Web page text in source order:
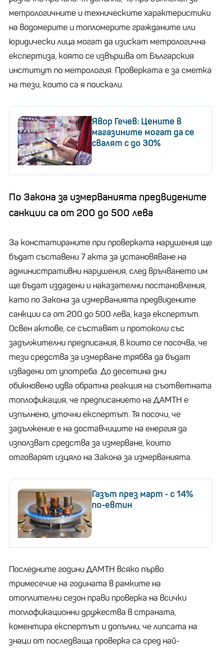
метрологичните и техническите характеристики
на водомерите и топломерите гражданите или
юридически лица могат да изискат метрологична
експертиза, която се извършва от Българския
институт по метрология. Проверката е за сметка
на тези, които са я поискали.
Явор Гечев: Цените в
магазините могат да се
свалят с до 30%
По Закона за измерванията предвидените
санкции са от 200 до 500 лева
За констатираните при проверката нарушения ще
бъдат съставени 7 акта за установяване на
административни нарушения, след връчването им
ще бъдат издадени и наказателни постановления,
като по Закона за измерванията предвидените
санкции са от 200 до 500 лева, каза експертът.
Освен актове, се съставят и протоколи със
задължителни предписания, в които се посочва, че
тези средства за измерване трябва да бъдат
извадени от употреба. До десетина дни
обикновено идва обратна реакция на съответната
топлофикация, че предписанието на ДАМТН е
изпълнено, уточни експертът. Тя посочи, че
задължение е на доставчиците на енергия да
използват средства за измерване, които
отговарят изцяло на Закона за измерванията.
Газът през март - с 14%
по-евтин
Последните години ДАМТН всяко първо
тримесечие на годината в рамките на
отоплителни сезон прави проверка на всички
топлофикационни дружества в страната,
коментира експертът и допълни, че липсата на
знаци от последваща проверка са сред най-